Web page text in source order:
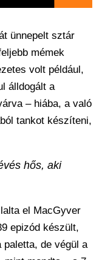
ünnepelt sztár
mémek
volt például,
álldogált a
– hiába, a való
tankot készíteni,
hős, aki
el MacGyver
epizód készült,
paletta, de végül a